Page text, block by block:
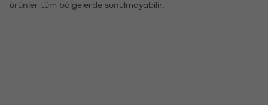
ürünler tüm bölgelerde sunulmayabilir.